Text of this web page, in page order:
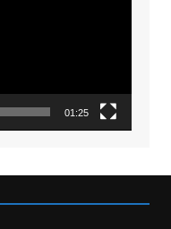
01:25